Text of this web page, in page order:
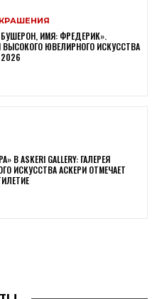
ИМЯ: ФРЕДЕРИК».
ЮВЕЛИРНОГО ИСКУССТВА
2026
В ASKERI GALLERY: ГАЛЕРЕЯ
ИСКУССТВА АСКЕРИ ОТМЕЧАЕТ